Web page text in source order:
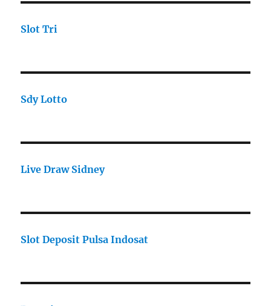
Slot Tri
Sdy Lotto
Live Draw Sidney
Slot Deposit Pulsa Indosat